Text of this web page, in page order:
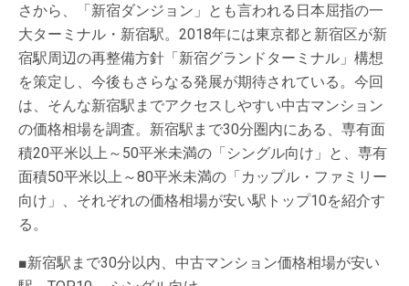
さから、「新宿ダンジョン」とも言われる日本屈指の一
大ターミナル・新宿駅。2018年には東京都と新宿区が新
宿駅周辺の再整備方針「新宿グランドターミナル」構想
を策定し、今後もさらなる発展が期待されている。今回
は、そんな新宿駅までアクセスしやすい中古マンション
の価格相場を調査。新宿駅まで30分圏内にある、専有面
積20平米以上～50平米未満の「シングル向け」と、専有
面積50平米以上～80平米未満の「カップル・ファミリー
向け」、それぞれの価格相場が安い駅トップ10を紹介す
る。
■新宿駅まで30分以内、中古マンション価格相場が安い